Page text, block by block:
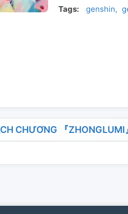
Tags: genshin
CHƯƠNG 『ZHONGLUMI